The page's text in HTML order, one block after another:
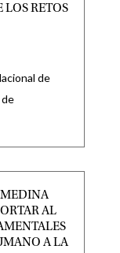
RETOS
de
MEDINA
AL
A LA